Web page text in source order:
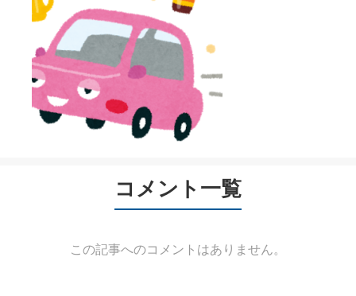
コメント一覧
この記事へのコメントはありません。